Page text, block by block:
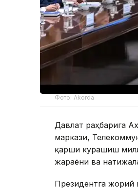
Фото: Akorda
Давлат раҳбарига
маркази,
қарши курашиш
жараёни ва
Президентга жорий